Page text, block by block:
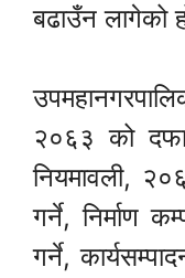
बढाउँन लागेको
२०६३ को
नियमावली,
गर्ने, निर्माण
गर्ने,